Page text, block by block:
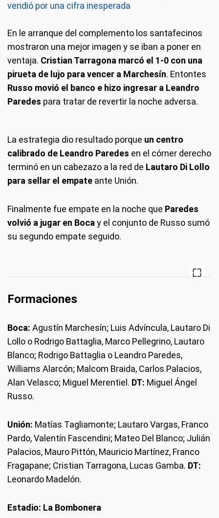
vendió por una cifra inesperada
En le arranque del complemento los santafecinos
mostraron una mejor imagen y se iban a poner en
ventaja. Cristian Tarragona marcó el 1-0 con una
pirueta de lujo para vencer a Marchesín. Entontes
Russo movió el banco e hizo ingresar a Leandro
Paredes para tratar de revertir la noche adversa.
La estrategia dio resultado porque un centro
calibrado de Leandro Paredes en el córner derecho
terminó en un cabezazo a la red de Lautaro Di Lollo
para sellar el empate ante Unión.
Finalmente fue empate en la noche que Paredes
volvió a jugar en Boca y el conjunto de Russo sumó
su segundo empate seguido.
Formaciones
Boca: Agustín Marchesín; Luis Advíncula, Lautaro Di
Lollo o Rodrigo Battaglia, Marco Pellegrino, Lautaro
Blanco; Rodrigo Battaglia o Leandro Paredes,
Williams Alarcón; Malcom Braida, Carlos Palacios,
Alan Velasco; Miguel Merentiel. DT: Miguel Ángel
Russo.
Unión: Matías Tagliamonte; Lautaro Vargas, Franco
Pardo, Valentín Fascendini; Mateo Del Blanco; Julián
Palacios, Mauro Pittón, Mauricio Martínez, Franco
Fragapane; Cristian Tarragona, Lucas Gamba. DT:
Leonardo Madelón.
Estadio: La Bombonera